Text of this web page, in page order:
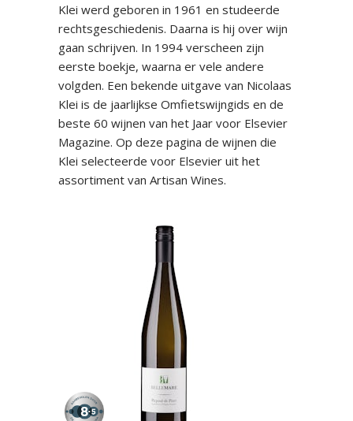
Klei werd geboren in 1961 en studeerde
rechtsgeschiedenis. Daarna is hij over wijn
gaan schrijven. In 1994 verscheen zijn
eerste boekje, waarna er vele andere
volgden. Een bekende uitgave van Nicolaas
Klei is de jaarlijkse Omfietswijngids en de
beste 60 wijnen van het Jaar voor Elsevier
Magazine. Op deze pagina de wijnen die
Klei selecteerde voor Elsevier uit het
assortiment van Artisan Wines.